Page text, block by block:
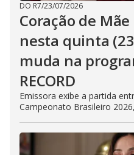
DO R7/23/07/2026
Coração de
nesta quinta
muda na
RECORD
Emissora exibe a partida
Campeonato Brasileiro